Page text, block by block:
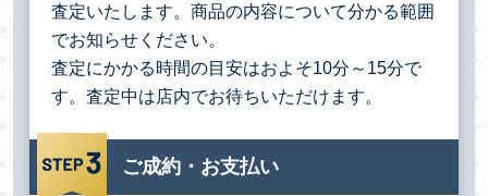
査定いたします。商品の内容について分かる範囲
でお知らせください。
査定にかかる時間の目安はおよそ10分～15分で
す。査定中は店内でお待ちいただけます。
ご成約・お支払い